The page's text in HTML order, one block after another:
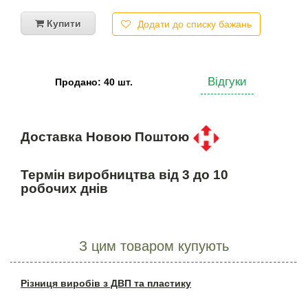
Купити Додати до списку бажань
Продано: 40 шт. Відгуки
Доставка Новою Поштою
Термін виробництва від 3 до 10
робочих днів
З цим товаром купують
Різниця виробів з ДВП та пластику